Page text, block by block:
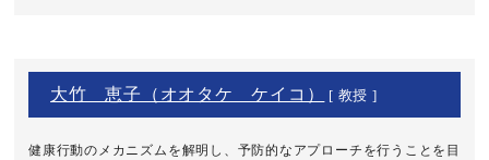
大竹 恵子（オオタケ ケイコ） [ 教授 ]
健康行動のメカニズムを解明し、予防的なアプローチを行うことを目